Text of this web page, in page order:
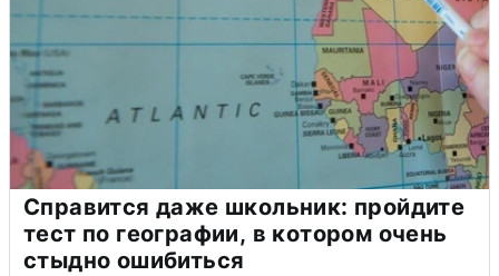
Справится даже школьник: пройдите
тест по географии, в котором очень
стыдно ошибиться